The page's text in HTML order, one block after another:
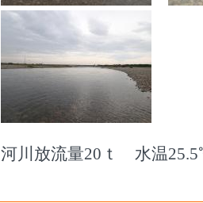
河川放流量20ｔ 水温